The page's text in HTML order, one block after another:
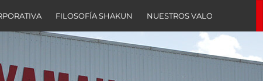
FILOSOFÍA SHAKUN NUESTROS VALORES